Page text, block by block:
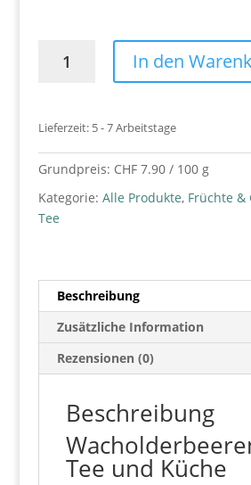
Menge
In den
Lieferzeit: 5 - 7 Arbeitstage
Grundpreis: CHF7.90/ 100 g
Kategorie: Alle Produkte, Früchte &
Tee
Beschreibung
Zusätzliche Information
Rezensionen (0)
Beschreibung
Tee und Küche